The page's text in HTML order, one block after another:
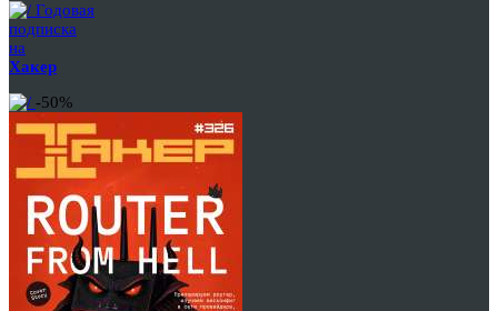
Годовая
подписка
на
Хакер
-50%